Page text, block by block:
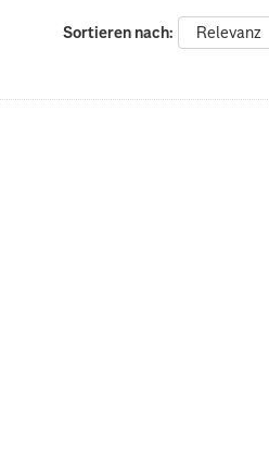
Sortieren nach